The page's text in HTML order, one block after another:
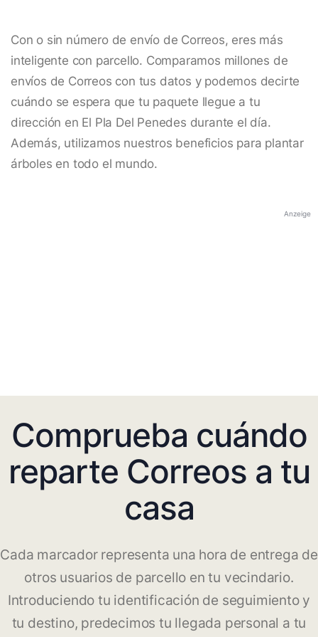
Con o sin número de envío de Correos, eres más
inteligente con parcello. Comparamos millones de
envíos de Correos con tus datos y podemos decirte
cuándo se espera que tu paquete llegue a tu
dirección en El Pla Del Penedes durante el día.
Además, utilizamos nuestros beneficios para plantar
árboles en todo el mundo.
Anzeige
Comprueba cuándo
reparte Correos a tu
casa
Cada marcador representa una hora de entrega de
otros usuarios de parcello en tu vecindario.
Introduciendo tu identificación de seguimiento y
tu destino, predecimos tu llegada personal a tu